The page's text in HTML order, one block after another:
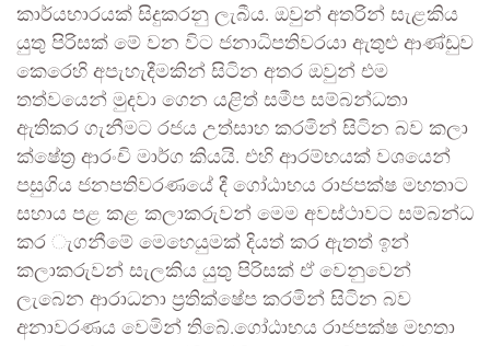
කාර්යභාරයක් සිදුකරනු ලැබීය. ඔවුන් අතරින් සැළකිය
යුතු පිරිසක් මේ වන විට ජනාධිපතිවරයා ඇතුළු ආණ්ඩුව
කෙරෙහි අපැහැදීමකින් සිටින අතර ඔවුන් එම
තත්වයෙන් මුදවා ගෙන යළිත් සමීප සම්බන්ධතා
ඇතිකර ගැනීමට රජය උත්සාහ කරමින් සිටින බව කලා
ක්ෂේත්‍ර ආරංචි මාර්ග කියයි. එහි ආරම්භයක් වශයෙන්
පසුගිය ජනපතිවරණයේ දී ගෝඨාභය රාජපක්ෂ මහතාට
සහාය පළ කළ කලාකරුවන් මෙම අවස්ථාවට සම්බන්ධ
කර ැගනීමේ මෙහෙයුමක් දියත් කර ඇතත් ඉන්
කලාකරුවන් සැලකිය යුතු පිරිසක් ඒ වෙනුවෙන්
ලැබෙන ආරාධනා ප්‍රතික්ෂේප කරමින් සිටින බව
අනාවරණය වෙමින් තිබේ.ගෝඨාභය රාජපක්ෂ මහතා